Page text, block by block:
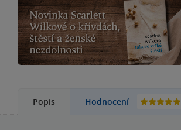
Popis Hodnocení